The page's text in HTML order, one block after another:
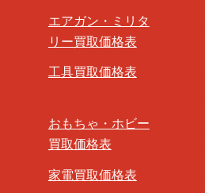
エアガン・ミリタ
リー買取価格表
工具買取価格表
おもちゃ・ホビー
買取価格表
家電買取価格表